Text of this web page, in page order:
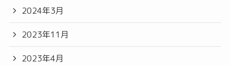
2024年3月
2023年11月
2023年4月